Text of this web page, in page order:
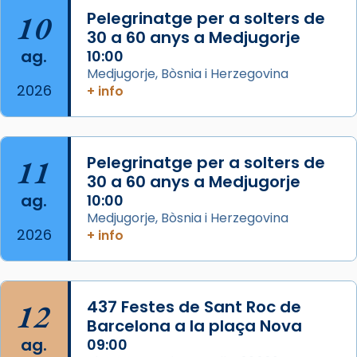
Mons. David Abadías.
📸 Dr. G. Simón
Photo
2 weeks ago
Memòria de les santes Juliana i
Semproniana, verges i màrtirs.
Acompanyant la història de sant Cugat, a
partir de l’Edat Mitjana sorgeix la tradició
que les santes Juliana (“relatiu a Júlia”) i
Semproniana (“relatiu a Semprònia =
eterna”) són deixebles seves. I l’any 1667, el
frare Joan Gaspar Roig, afirma en una obra
10
ag.
2026
Pelegrinatge per a solters de
30 a 60 anys a Medjugorje
10:00
Medjugorje, Bòsnia i Herzegovina
+ info
11
ag.
2026
Pelegrinatge per a solters de
30 a 60 anys a Medjugorje
10:00
Medjugorje, Bòsnia i Herzegovina
+ info
12
ag.
437 Festes de Sant Roc de
Barcelona a la plaça Nova
09:00